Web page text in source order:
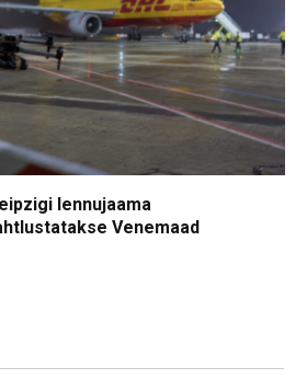
lennujaama
Venemaad